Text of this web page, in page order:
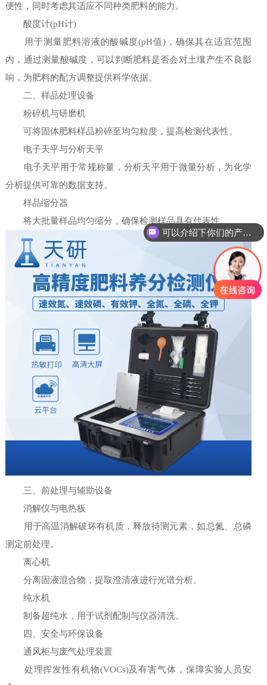
便性，同时考虑其适应不同种类肥料的能力。
酸度计(pH计)
用于测量肥料溶液的酸碱度(pH值)，确保其在适宜范围
内，通过测量酸碱度，可以判断肥料是否会对土壤产生不良影
响，为肥料的配方调整提供科学依据。
二、样品处理设备
粉碎机与研磨机
可将固体肥料样品粉碎至均匀粒度，提高检测代表性。
电子天平与分析天平
电子天平用于常规称量，分析天平用于微量分析，为化学
分析提供可靠的数据支持。
样品缩分器
将大批量样品均匀缩分，确保检测样品具有代表性。
三、前处理与辅助设备
消解仪与电热板
用于高温消解破坏有机质，释放待测元素，如总氮、总磷
测定前处理。
离心机
分离固液混合物，提取澄清液进行光谱分析。
纯水机
制备超纯水，用于试剂配制与仪器清洗。
四、安全与环保设备
通风柜与废气处理装置
处理挥发性有机物(VOCs)及有害气体，保障实验人员安
可以介绍下你们的产品么